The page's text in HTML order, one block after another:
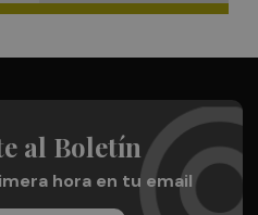
al Boletín
hora en tu email